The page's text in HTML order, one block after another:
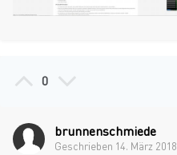
0
brunnenschmiede
Geschrieben 14. März 2018